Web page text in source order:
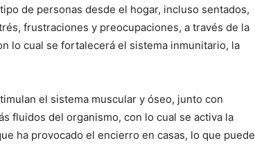
de personas desde el hogar, incluso sentados,
frustraciones y preocupaciones, a través de la
lo cual se fortalecerá el sistema inmunitario, la
el sistema muscular y óseo, junto con
fluidos del organismo, con lo cual se activa la
ha provocado el encierro en casas, lo que puede